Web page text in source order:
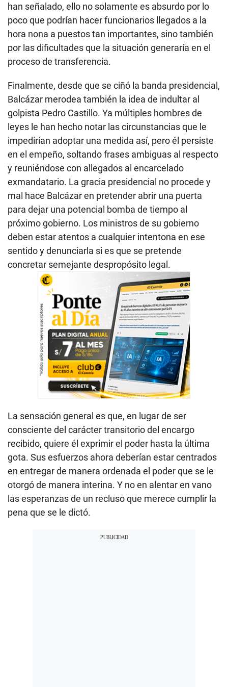
han señalado, ello no solamente es absurdo por lo
poco que podrían hacer funcionarios llegados a la
hora nona a puestos tan importantes, sino también
por las dificultades que la situación generaría en el
proceso de transferencia.
Finalmente, desde que se ciñó la banda presidencial,
Balcázar merodea también la idea de indultar al
golpista Pedro Castillo. Ya múltiples hombres de
leyes le han hecho notar las circunstancias que le
impedirían adoptar una medida así, pero él persiste
en el empeño, soltando frases ambiguas al respecto
y reuniéndose con allegados al encarcelado
exmandatario. La gracia presidencial no procede y
mal hace Balcázar en pretender abrir una puerta
para dejar una potencial bomba de tiempo al
próximo gobierno. Los ministros de su gobierno
deben estar atentos a cualquier intentona en ese
sentido y denunciarla si es que se pretende
concretar semejante despropósito legal.
La sensación general es que, en lugar de ser
consciente del carácter transitorio del encargo
recibido, quiere él exprimir el poder hasta la última
gota. Sus esfuerzos ahora deberían estar centrados
en entregar de manera ordenada el poder que se le
otorgó de manera interina. Y no en alentar en vano
las esperanzas de un recluso que merece cumplir la
pena que se le dictó.